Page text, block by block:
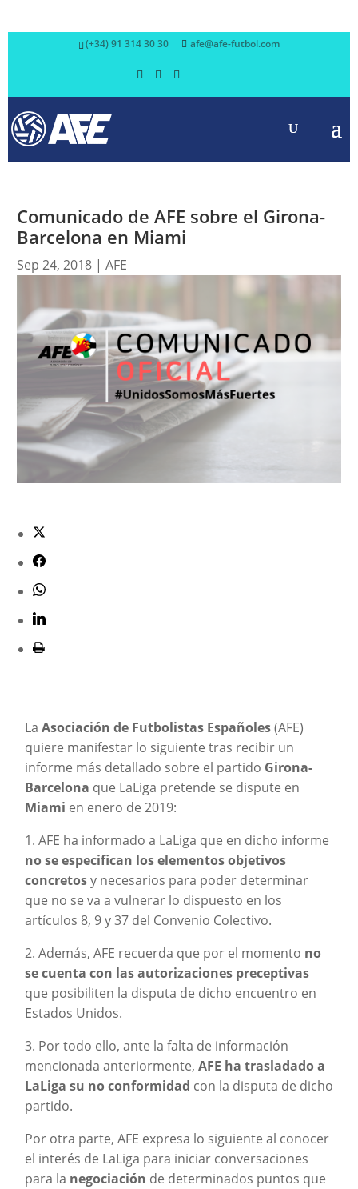
(+34) 91 314 30 30 afe@afe-futbol.com
Comunicado de AFE sobre el Girona-
Barcelona en Miami
Sep 24, 2018| AFE
La Asociación de Futbolistas Españoles(AFE)
quiere manifestar lo siguiente tras recibir un
informe más detallado sobre el partido Girona-
Barcelona que LaLiga pretende se dispute en
Miami en enero de 2019:
1. AFE ha informado a LaLiga que en dicho informe
no se especifican los elementos objetivos
concretosy necesarios para poder determinar
que no se va a vulnerar lo dispuesto en los
artículos 8, 9 y 37 del Convenio Colectivo.
2. Además, AFE recuerda que por el momento no
se cuenta con las autorizaciones preceptivas
que posibiliten la disputa de dicho encuentro en
Estados Unidos.
3. Por todo ello, ante la falta de información
mencionada anteriormente, AFE ha trasladado a
LaLiga su no conformidad con la disputa de dicho
partido.
Por otra parte, AFE expresa lo siguiente al conocer
el interés de LaLiga para iniciar conversaciones
para la negociación de determinados puntos que